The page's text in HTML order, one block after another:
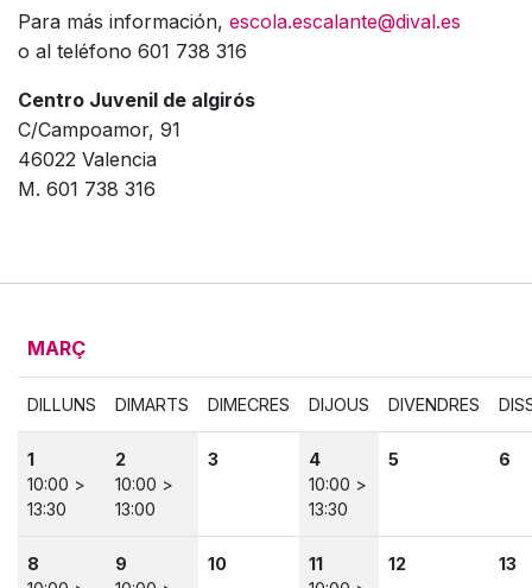
Para más información, escola.escalante@dival.es
o al teléfono 601 738 316
Centro Juvenil de algirós
C/Campoamor, 91
46022 Valencia
M. 601 738 316
MARÇ
DILLUNS DIMARTS DIMECRES DIJOUS DIVENDRES
1
10:00 >
13:30
2
10:00 >
13:00
3
4
10:00 >
13:30
5 6
8
9
10
11
12 13